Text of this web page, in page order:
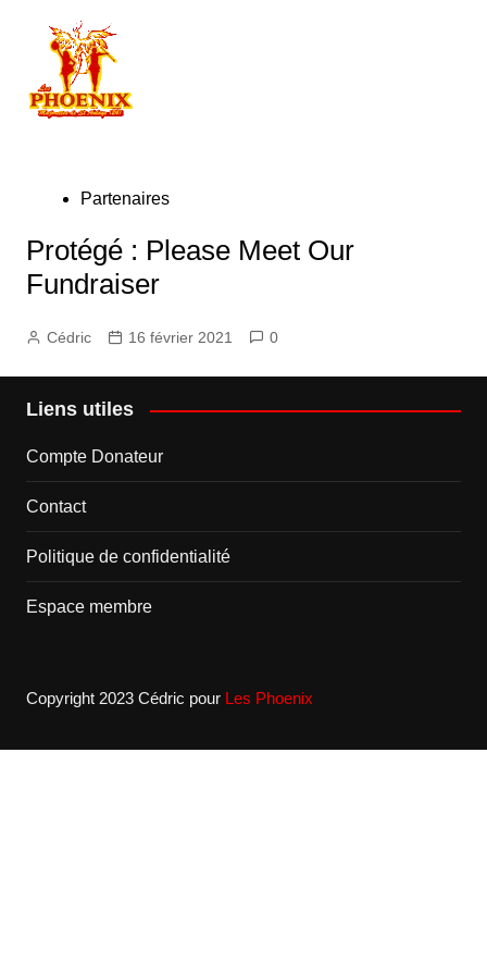
Partenaires
Protégé : Please Meet Our
Fundraiser
Cédric 16 février 2021 0
Liens utiles
Compte Donateur
Contact
Politique de confidentialité
Espace membre
Copyright 2023 Cédric pour Les Phoenix